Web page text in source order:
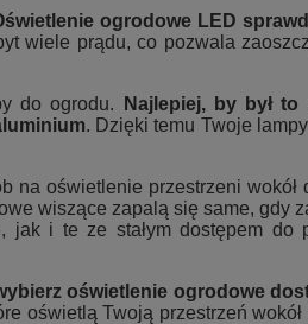
ogrodowe LED
wiele prądu, co pozwala
do ogrodu.
Najlepiej, by był to
. Dzięki temu Twoje
na oświetlenie przestrzeni wokół
wiszące zapalą się same, gdy
jak i te ze stałym dostępem do
oświetlenie ogrodowe
oświetlą Twoją przestrzeń wokół